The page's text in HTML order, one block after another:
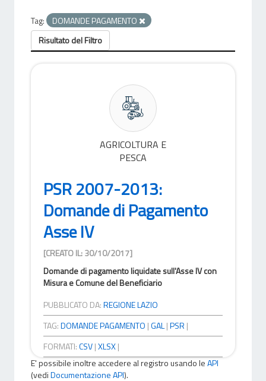
Tag:
DOMANDE PAGAMENTO
Risultato del Filtro
AGRICOLTURA E
PESCA
PSR 2007-2013:
Domande di Pagamento
Asse IV
[CREATO IL: 30/10/2017]
Domande di pagamento liquidate sull'Asse IV con
Misura e Comune del Beneficiario
PUBBLICATO DA:REGIONE LAZIO
TAG:DOMANDE PAGAMENTO |GAL|PSR |
FORMATI:CSV|XLSX|
E' possibile inoltre accedere al registro usando leAPI
(vediDocumentazione API).